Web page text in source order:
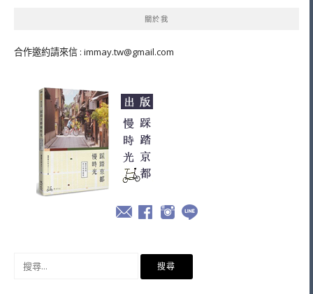
關於我
合作邀約請來信 : immay.tw@gmail.com